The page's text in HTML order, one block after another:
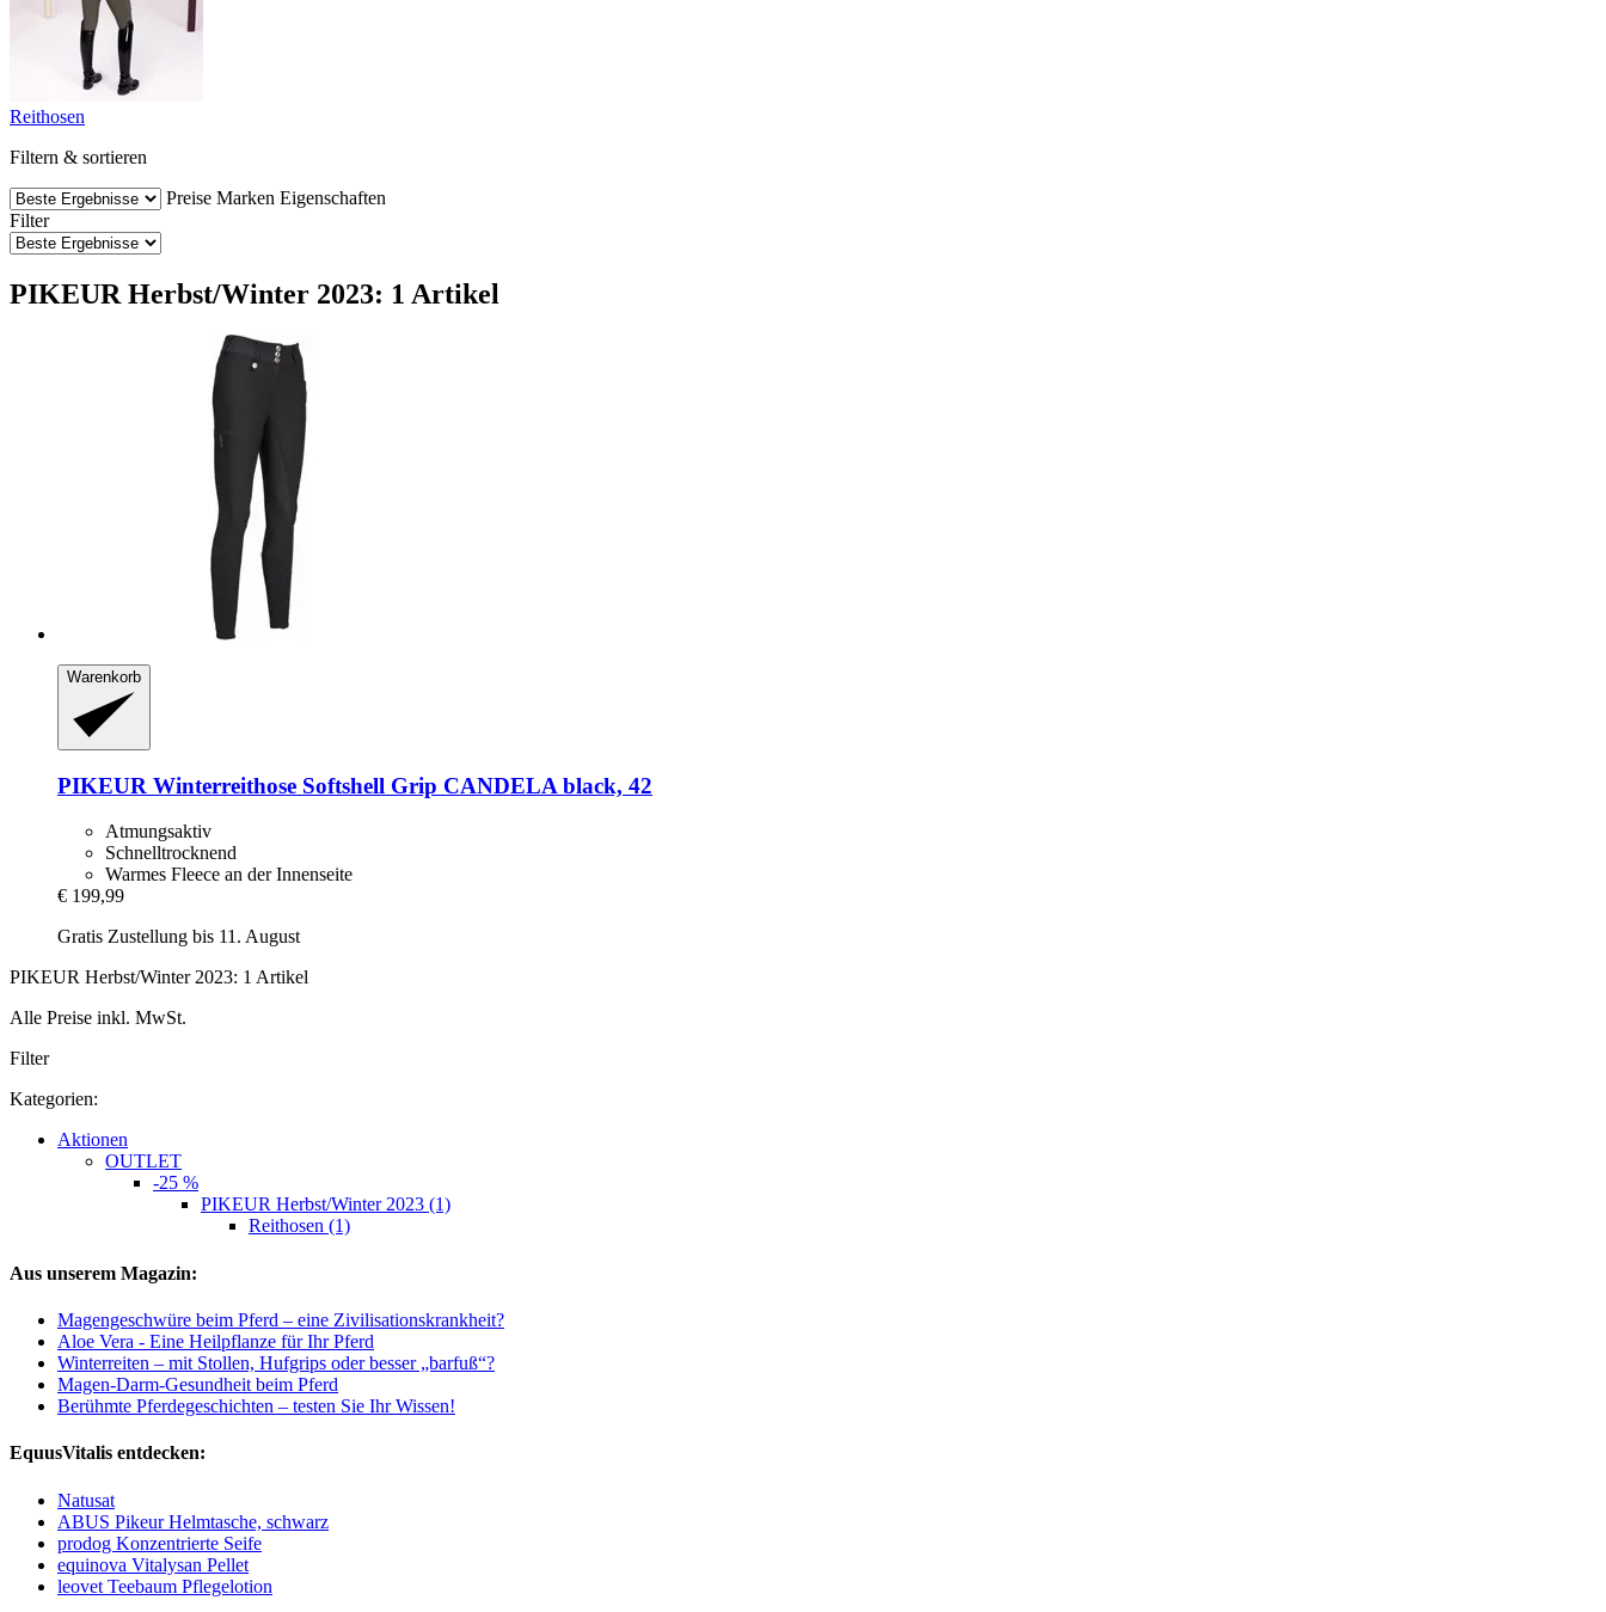
Reithosen
Filtern & sortieren
Preise Marken Eigenschaften
Filter
PIKEUR Herbst/Winter 2023: 1 Artikel
Warenkorb
PIKEUR Winterreithose Softshell Grip CANDELA black, 42
Atmungsaktiv
Schnelltrocknend
Warmes Fleece an der Innenseite
€ 199,99
Gratis Zustellung bis 11. August
PIKEUR Herbst/Winter 2023: 1 Artikel
Alle Preise inkl. MwSt.
Filter
Kategorien:
Aktionen
OUTLET
-25 %
PIKEUR Herbst/Winter 2023 (1)
Reithosen (1)
Aus unserem Magazin:
Magengeschwüre beim Pferd – eine Zivilisationskrankheit?
Aloe Vera - Eine Heilpflanze für Ihr Pferd
Winterreiten – mit Stollen, Hufgrips oder besser „barfuß“?
Magen-Darm-Gesundheit beim Pferd
Berühmte Pferdegeschichten – testen Sie Ihr Wissen!
EquusVitalis entdecken:
Natusat
ABUS Pikeur Helmtasche, schwarz
prodog Konzentrierte Seife
equinova Vitalysan Pellet
leovet Teebaum Pflegelotion